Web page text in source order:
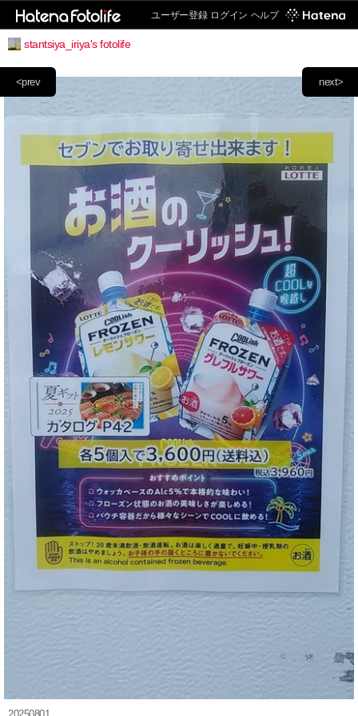
ユーザー登録 ログイン ヘルプ
stantsiya_iriya's fotolife
next>
<prev